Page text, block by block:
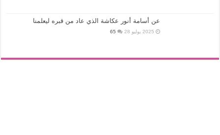
عن أسامة أنور عكاشة الذي عاد من قبره ليعلمنا
2025 يوليو 28 65